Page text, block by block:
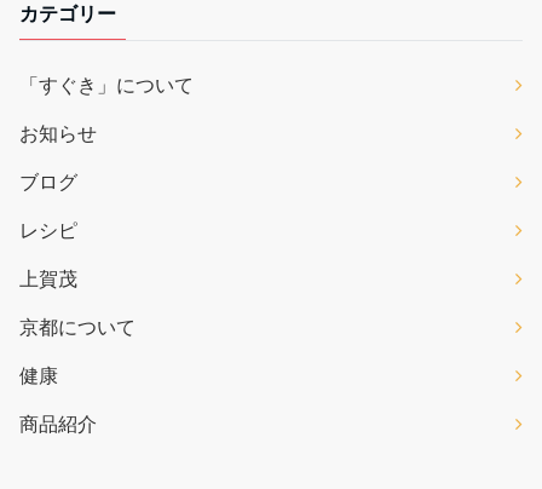
カテゴリー
「すぐき」について
お知らせ
ブログ
レシピ
上賀茂
京都について
健康
商品紹介